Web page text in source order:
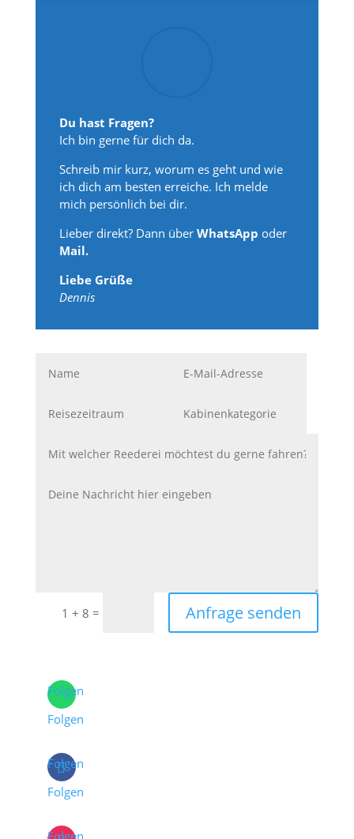
Du hast Fragen?
Ich bin gerne für dich da.
Schreib mir kurz, worum es geht und wie
ich dich am besten erreiche. Ich melde
mich persönlich bei dir.
Lieber direkt? Dann überWhatsApp oder
Mail.
Liebe Grüße
Dennis
1 + 8 = Anfrage senden
Folgen
Folgen
Folgen
Folgen